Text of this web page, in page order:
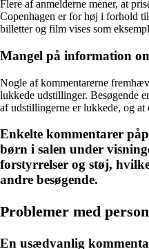
Flere af anmelderne mener, at
Copenhagen er for høj i forhold
billetter og film vises som
Mangel på information
Nogle af kommentarerne
lukkede udstillinger. Besøgende
af udstillingerne er lukkede, og
Enkelte kommentarer
børn i salen under
forstyrrelser og støj,
andre besøgende.
Problemer med
En usædvanlig